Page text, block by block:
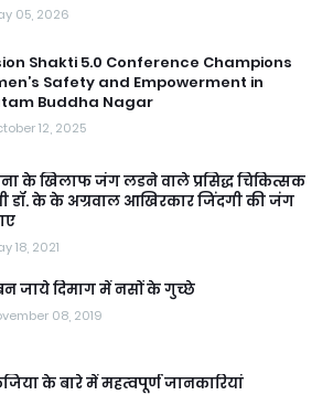
05, 2026
Shakti 5.0 Conference Champions
Safety and Empowerment in
Buddha Nagar
12, 2025
के खिलाफ जंग लडने वाले प्रसिद्ध चिकित्सक
डॉ. के के अग्रवाल आखिरकार जिंदगी की जंग
18, 2021
जाये दिमाग में नसों के गुच्छे
08, 2019
के बारे में महत्वपूर्ण जानकारियां